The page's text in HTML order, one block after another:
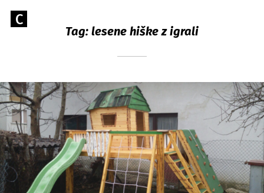
Go
of
Caerus
C
Caerus Blog
Tag: lesene hiške z igrali